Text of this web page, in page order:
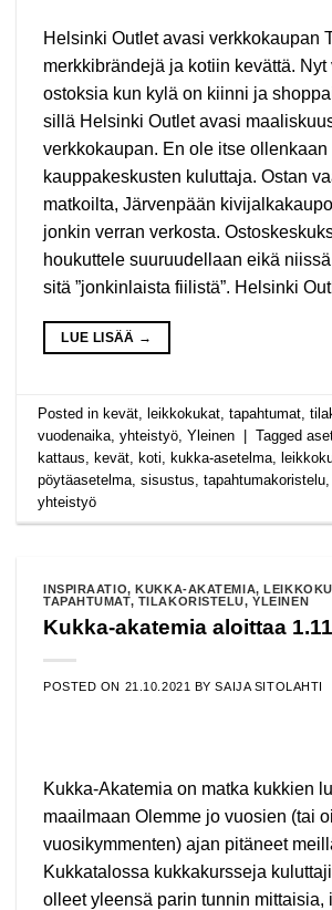
Helsinki Outlet avasi verkkokaupan
merkkibrändejä ja kotiin kevättä. Nyt
ostoksia kun kylä on kiinni ja
sillä Helsinki Outlet avasi
verkkokaupan. En ole itse ollenkaan
kauppakeskusten kuluttaja. Ostan
matkoilta, Järvenpään
jonkin verran verkosta.
houkuttele suuruudellaan eikä
sitä ”jonkinlaista fiilistä”. Helsinki
LUE LISÄÄ →
Posted inkevät ,leikkokukat ,tapahtumat ,
vuodenaika ,yhteistyö ,Yleinen | Tagged
kattaus ,kevät ,koti ,kukka-asetelma ,
pöytäasetelma ,sisustus ,tapahtumakoristelu
yhteistyö
INSPIRAATIO, KUKKA-AKATEMIA,
TAPAHTUMAT, TILAKORISTELU,YLEINEN
Kukka-akatemia aloittaa
POSTED ON 21.10.2021 BYSAIJA SITOLAHTI
Kukka-Akatemia on matka kukkien
maailmaan Olemme jo vuosien (tai
vuosikymmenten) ajan pitäneet
Kukkatalossa kukkakursseja
olleet yleensä parin tunnin mittaisia,